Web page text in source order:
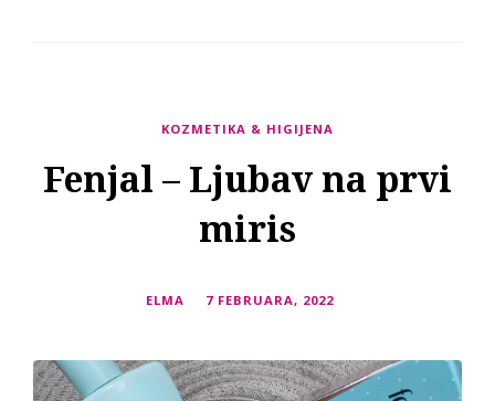
KOZMETIKA & HIGIJENA
Fenjal – Ljubav na prvi
miris
ELMA 7 FEBRUARA, 2022